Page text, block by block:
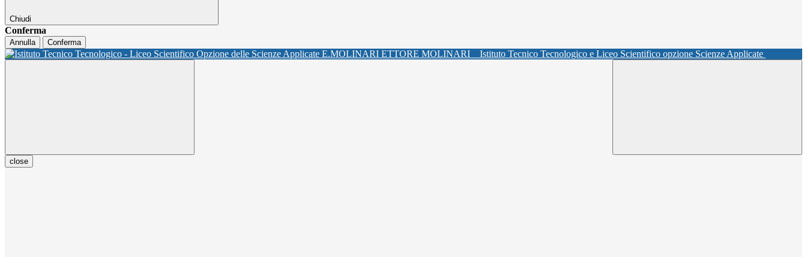
Chiudi
Conferma
Annulla Conferma
ETTORE MOLINARI Istituto Tecnico Tecnologico e Liceo Scientifico opzione Scienze Applicate
close